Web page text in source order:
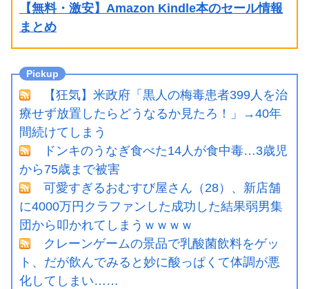
【無料・激安】Amazon Kindle本のセール情報
まとめ
【狂気】米政府「黒人の梅毒患者399人を治
療せず放置したらどうなるか見たろ！」→40年
間続けてしまう
ドンキのうなぎ食べた14人が食中毒…3歳児
から75歳まで被害
可愛すぎるおむすび屋さん（28）、新店舗
に4000万円クラファンした成功した結果弱男集
団から叩かれてしまうｗｗｗｗ
クレーンゲームの景品で乳酸菌飲料をゲッ
ト、だが飲んでみると妙に酸っぱくて体調が悪
化してしまい……